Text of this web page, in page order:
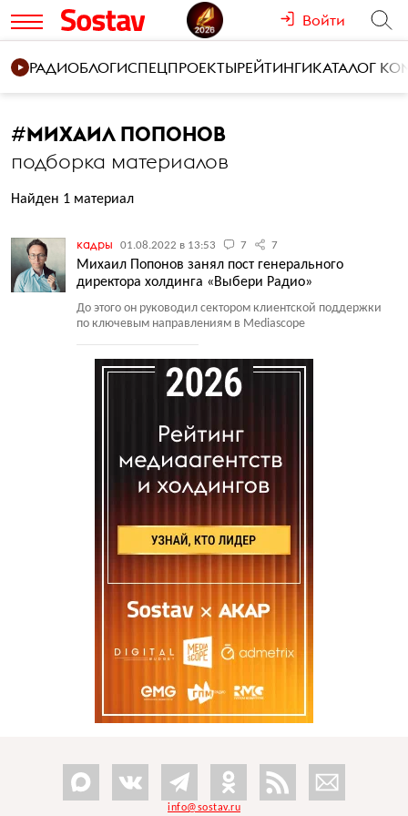
Войти
РАДИОБЛОГИСПЕЦПРОЕКТЫРЕЙТИНГИКАТАЛОГ
#МИХАИЛ ПОПОНОВ
подборка материалов
Найден 1 материал
кадры 01.08.2022 в 13:53 7 7
Михаил Попонов занял пост генерального
директора холдинга «Выбери Радио»
До этого он руководил сектором клиентской поддержки
по ключевым направлениям в Mediascope
info@sostav.ru